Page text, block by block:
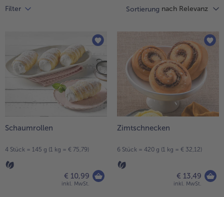
alle Hausmannskost & Suppen
alle Brot & Gebäck
Süße Vielfalt
alle Süße Vielfalt
Confiserie & Feinkost
alle Confiserie & Feinkost
Wein & Spirituosen
alle Wein & Spirituosen
Küchenhelfer
Filter Sortierung nach Relevanz
Schaumrollen
4 Stück = 145 g (1 kg = € 75,79)
€ 10,99
inkl. MwSt.
Zimtschnecken
6 Stück = 420 g (1 kg = € 32,12)
€ 13,49
inkl. MwSt.